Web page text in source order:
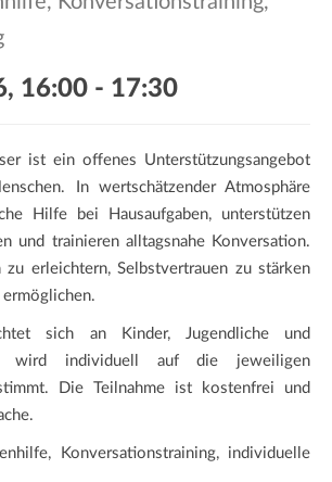
16:00 - 17:30
ist ein offenes Unterstützungsangebot
In wertschätzender Atmosphäre
Hilfe bei Hausaufgaben, unterstützen
und trainieren alltagsnahe Konversation.
erleichtern, Selbstvertrauen zu stärken
ermöglichen.
sich an Kinder, Jugendliche und
wird individuell auf die jeweiligen
Die Teilnahme ist kostenfrei und
Konversationstraining, individuelle